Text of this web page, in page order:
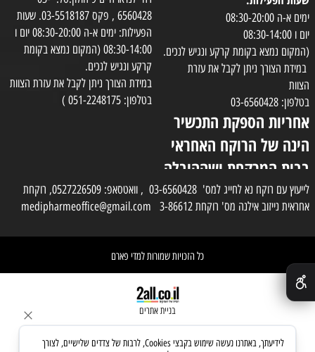
ימים א-ה 08:30-20:00
יום ו 08:30-14:00
(המקום נמצא בקומת קרקע ונגיש לנכים.
במידת הצורך ניתן לקבל את עזרת
הצוות
בטלפון: 03-6560428
אחריות הספקת התכשיר
הינה של הרוקח האחראי
בבית המרקחת ושההובלה
בפועל תעשה בעזרת
השליח
6560428 , פקס 03-5518187. שעות
הפעילות: ימים א-ה 08:30-20:00 יום ו
08:30-14:00 (המקום נמצא בקומת
קרקע ונגיש לנכים.
במידת הצורך ניתן לקבל את עזרת הצוות
בטלפון: 051-2248175 )
לייעוץ עם רוקח נא לחייג למס' 03-6560428 , וואטסאפ: 0527226509, רוקחת
אחראית נייזוב אילנה מס' רוקחת 3-86612 medipharmeoffice@gmail.com
כל הזכויות שמורות למדי פארם
בניית אתרים
לידיעתך, באתרנו נעשה שימוש בקבצי Cookies, לרבות של צדדים שלישיים, לצורך